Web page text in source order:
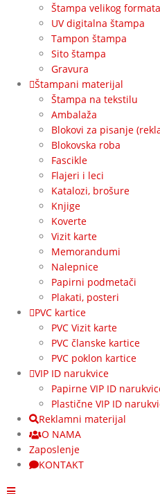
Štampa velikog formata
UV digitalna štampa
Tampon štampa
Sito štampa
Gravura
Štampani materijal
Štampa na tekstilu
Ambalaža
Blokovi za pisanje
Blokovska roba
Fascikle
Flajeri i leci
Katalozi, brošure
Knjige
Koverte
Vizit karte
Memorandumi
Nalepnice
Papirni podmetači
Plakati, posteri
PVC kartice
PVC Vizit karte
PVC članske kartice
PVC poklon kartice
VIP ID narukvice
Papirne VIP ID
Plastične VIP ID
Reklamni materijal
O NAMA
Zaposlenje
KONTAKT